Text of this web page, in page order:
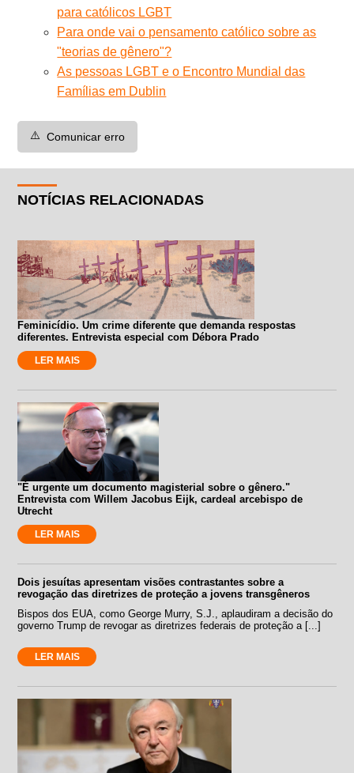
para católicos LGBT
Para onde vai o pensamento católico sobre as
"teorias de gênero"?
As pessoas LGBT e o Encontro Mundial das
Famílias em Dublin
⚠️ Comunicar erro
NOTÍCIAS RELACIONADAS
Feminicídio. Um crime diferente que demanda respostas
diferentes. Entrevista especial com Débora Prado
LER MAIS
"É urgente um documento magisterial sobre o gênero."
Entrevista com Willem Jacobus Eijk, cardeal arcebispo de
Utrecht
LER MAIS
Dois jesuítas apresentam visões contrastantes sobre a
revogação das diretrizes de proteção a jovens transgêneros
Bispos dos EUA, como George Murry, S.J., aplaudiram a decisão do
governo Trump de revogar as diretrizes federais de proteção a [...]
LER MAIS